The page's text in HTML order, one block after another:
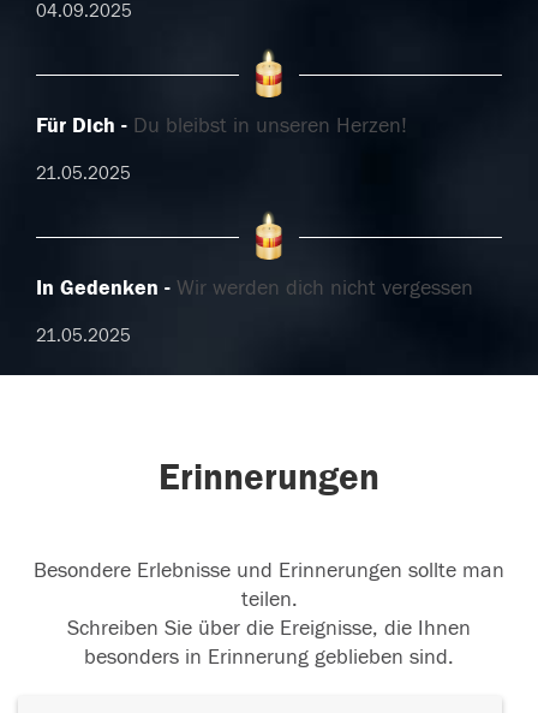
04.09.2025
Für Dich Du bleibst in unseren Herzen!
21.05.2025
In Gedenken Wir werden dich nicht vergessen
21.05.2025
Erinnerungen
Besondere Erlebnisse und Erinnerungen sollte man
teilen.
Schreiben Sie über die Ereignisse, die Ihnen
besonders in Erinnerung geblieben sind.